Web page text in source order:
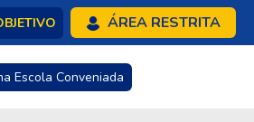
ÁREA RESTRITA
Escola Conveniada